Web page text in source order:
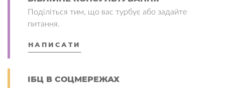
Поділіться тим, що вас турбує або задайте
питання.
НАПИСАТИ
ІБЦ В СОЦМЕРЕЖАХ